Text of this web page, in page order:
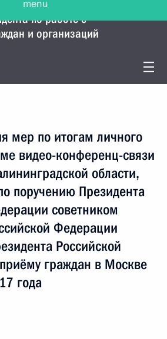
по работе с
и организаций
мер по итогам личного
видео-конференц-связи
области,
поручению Президента
советником
Федерации
Российской
граждан в Москве
года